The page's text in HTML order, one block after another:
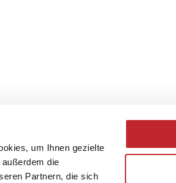
um Ihnen gezielte
die
Partnern, die sich